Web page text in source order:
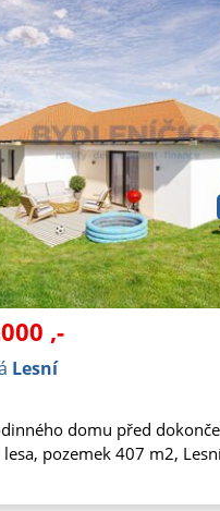
,-
Lesní
domu před
pozemek 407 m2,